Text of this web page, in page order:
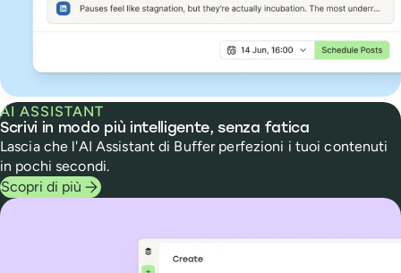
AI ASSISTANT
Scrivi in modo più intelligente, senza fatica
Lascia che l'AI Assistant di Buffer perfezioni i tuoi contenuti
in pochi secondi.
Scopri di più